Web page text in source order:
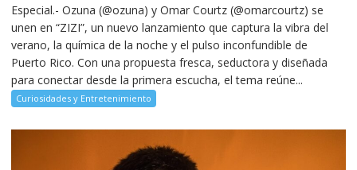
Especial.- Ozuna (@ozuna) y Omar Courtz (@omarcourtz) se
unen en “ZIZI”, un nuevo lanzamiento que captura la vibra del
verano, la química de la noche y el pulso inconfundible de
Puerto Rico. Con una propuesta fresca, seductora y diseñada
para conectar desde la primera escucha, el tema reúne...
Curiosidades y Entretenimiento